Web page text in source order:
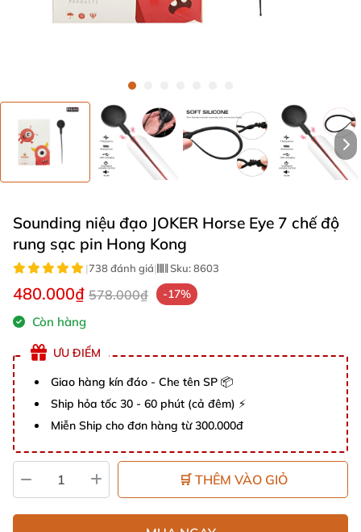
Sounding niệu đạo JOKER Horse Eye 7 chế độ
rung sạc pin Hong Kong
|738 đánh giá| Sku:8603
480.000₫ 578.000₫ -17%
Còn hàng
ƯU ĐIỂM
Giao hàng kín đáo - Che tên SP 📦
Ship hỏa tốc 30 - 60 phút (cả đêm) ⚡
Miễn Ship cho đơn hàng từ 300.000đ
🛒 THÊM VÀO GIỎ